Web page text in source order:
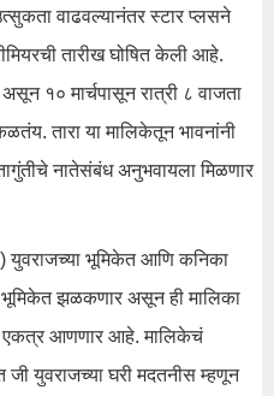
वाढवल्यानंतर स्टार प्लसने
तारीख घोषित केली आहे.
असून १० मार्चपासून रात्री ८ वाजता
तारा या मालिकेतून भावनांनी
नातेसंबंध अनुभवायला मिळणार
) युवराजच्या भूमिकेत आणि कनिका
भूमिकेत झळकणार असून ही मालिका
एकत्र आणणार आहे. मालिकेचं
जी युवराजच्या घरी मदतनीस म्हणून